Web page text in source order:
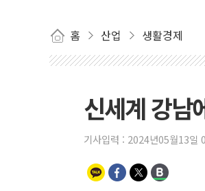
홈 산업 생활경제
신세계 강남
기사입력 : 2024년05월13일